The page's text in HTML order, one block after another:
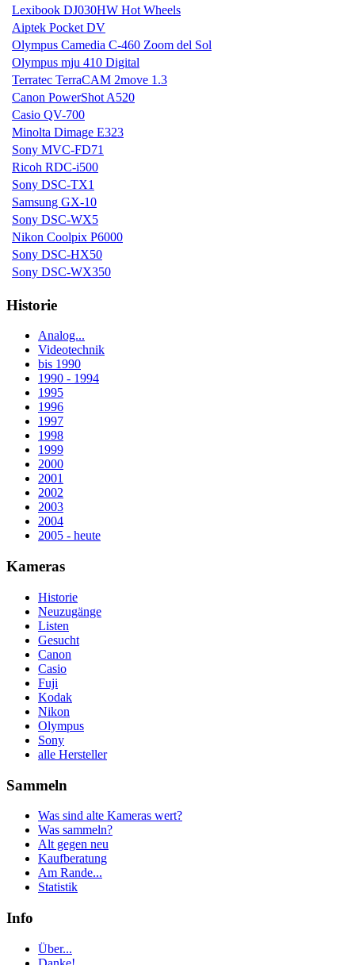
Lexibook DJ030HW Hot Wheels
Aiptek Pocket DV
Olympus Camedia C-460 Zoom del Sol
Olympus mju 410 Digital
Terratec TerraCAM 2move 1.3
Canon PowerShot A520
Casio QV-700
Minolta Dimage E323
Sony MVC-FD71
Ricoh RDC-i500
Sony DSC-TX1
Samsung GX-10
Sony DSC-WX5
Nikon Coolpix P6000
Sony DSC-HX50
Sony DSC-WX350
Historie
Analog...
Videotechnik
bis 1990
1990 - 1994
1995
1996
1997
1998
1999
2000
2001
2002
2003
2004
2005 - heute
Kameras
Historie
Neuzugänge
Listen
Gesucht
Canon
Casio
Fuji
Kodak
Nikon
Olympus
Sony
alle Hersteller
Sammeln
Was sind alte Kameras wert?
Was sammeln?
Alt gegen neu
Kaufberatung
Am Rande...
Statistik
Info
Über...